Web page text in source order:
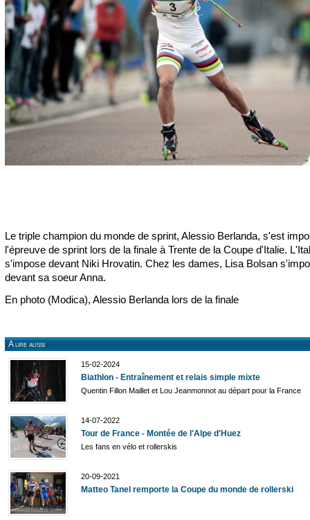
Le triple champion du monde de sprint, Alessio Berlanda, s'est
l'épreuve de sprint lors de la finale à Trente de la Coupe d'Italie.
s'impose devant Niki Hrovatin. Chez les dames, Lisa Bolsan
devant sa soeur Anna.
En photo (Modica), Alessio Berlanda lors de la finale
A lire aussi
15-02-2024
Biathlon - Entraînement et relais simple mixte
Quentin Fillon Maillet et Lou Jeanmonnot au départ pour la France
14-07-2022
Tour de France - Montée de l'Alpe d'Huez
Les fans en vélo et rollerskis
20-09-2021
Matteo Tanel remporte la Coupe du monde de rollerski